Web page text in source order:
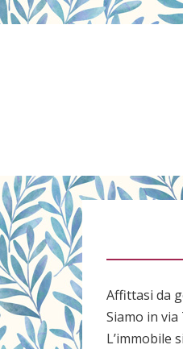
Affittasi da
Siamo in
L’immobile